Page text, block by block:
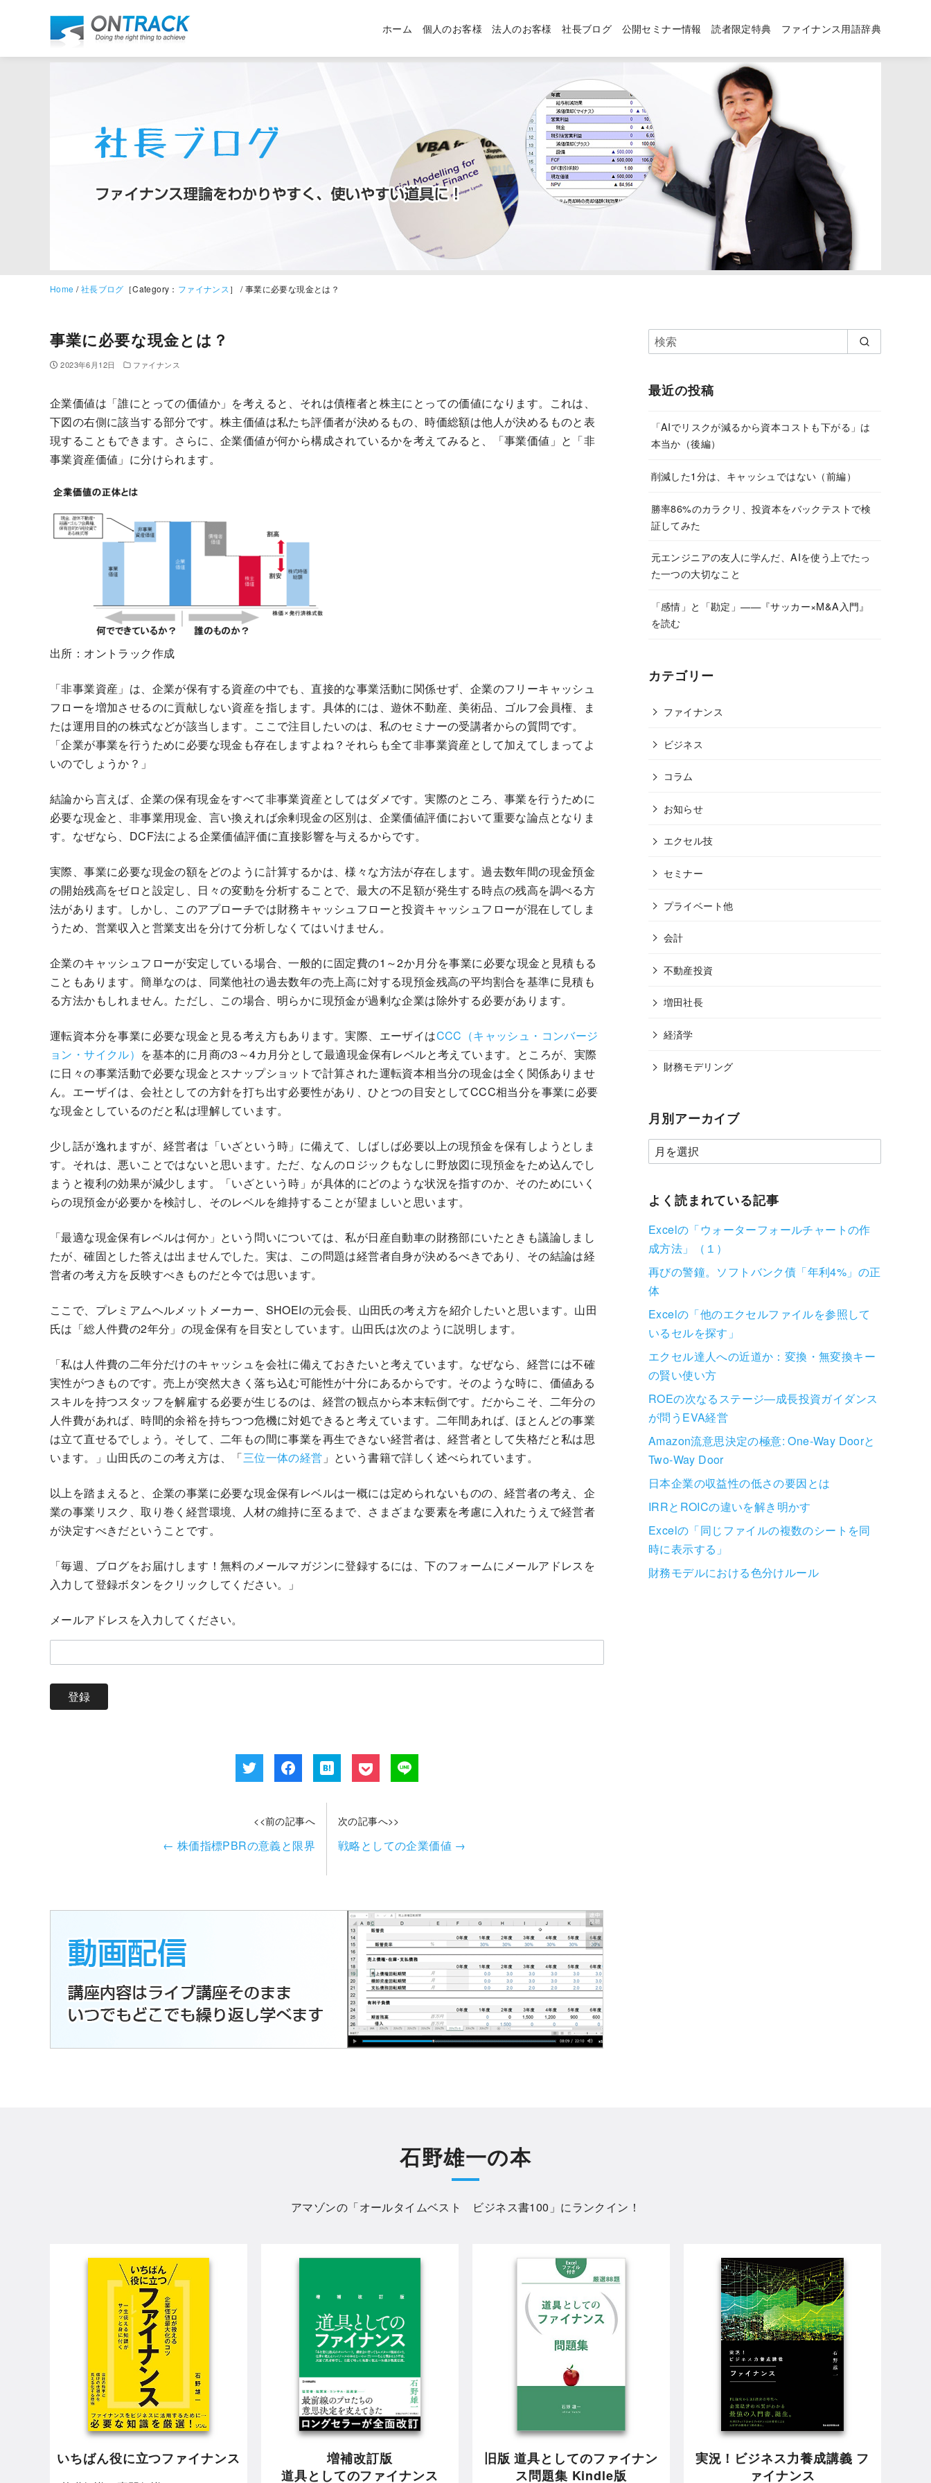
ホーム 個人のお客様 法人のお客様 社長ブログ 公開セミナー情報 読者限定特典 ファイナンス用語辞典
Home /社長ブログ ［Category： ファイナンス ］ / 事業に必要な現金とは？
事業に必要な現金とは？
2023年6月12日 ファイナンス
企業価値は「誰にとっての価値か」を考えると、それは債権者と株主にとっての価値になります。これは、
下図の右側に該当する部分です。株主価値は私たち評価者が決めるもの、時価総額は他人が決めるものと表
現することもできます。さらに、企業価値が何から構成されているかを考えてみると、「事業価値」と「非
事業資産価値」に分けられます。
出所：オントラック作成
「非事業資産」は、企業が保有する資産の中でも、直接的な事業活動に関係せず、企業のフリーキャッシュ
フローを増加させるのに貢献しない資産を指します。具体的には、遊休不動産、美術品、ゴルフ会員権、ま
たは運用目的の株式などが該当します。ここで注目したいのは、私のセミナーの受講者からの質問です。
「企業が事業を行うために必要な現金も存在しますよね？それらも全て非事業資産として加えてしまってよ
いのでしょうか？」
結論から言えば、企業の保有現金をすべて非事業資産としてはダメです。実際のところ、事業を行うために
必要な現金と、非事業用現金、言い換えれば余剰現金の区別は、企業価値評価において重要な論点となりま
す。なぜなら、DCF法による企業価値評価に直接影響を与えるからです。
実際、事業に必要な現金の額をどのように計算するかは、様々な方法が存在します。過去数年間の現金預金
の開始残高をゼロと設定し、日々の変動を分析することで、最大の不足額が発生する時点の残高を調べる方
法があります。しかし、このアプローチでは財務キャッシュフローと投資キャッシュフローが混在してしま
うため、営業収入と営業支出を分けて分析しなくてはいけません。
企業のキャッシュフローが安定している場合、一般的に固定費の1～2か月分を事業に必要な現金と見積もる
こともあります。簡単なのは、同業他社の過去数年の売上高に対する現預金残高の平均割合を基準に見積も
る方法かもしれません。ただし、この場合、明らかに現預金が過剰な企業は除外する必要があります。
運転資本分を事業に必要な現金と見る考え方もあります。実際、エーザイはCCC（キャッシュ・コンバージ
ョン・サイクル） を基本的に月商の3～4カ月分として最適現金保有レベルと考えています。ところが、実際
に日々の事業活動で必要な現金とスナップショットで計算された運転資本相当分の現金は全く関係ありませ
ん。エーザイは、会社としての方針を打ち出す必要性があり、ひとつの目安としてCCC相当分を事業に必要
な現金としているのだと私は理解しています。
少し話が逸れますが、経営者は「いざという時」に備えて、しばしば必要以上の現預金を保有しようとしま
す。それは、悪いことではないと思います。ただ、なんのロジックもなしに野放図に現預金をため込んでし
まうと複利の効果が減少します。「いざという時」が具体的にどのような状況を指すのか、そのためにいく
らの現預金が必要かを検討し、そのレベルを維持することが望ましいと思います。
「最適な現金保有レベルは何か」という問いについては、私が日産自動車の財務部にいたときも議論しまし
たが、確固とした答えは出ませんでした。実は、この問題は経営者自身が決めるべきであり、その結論は経
営者の考え方を反映すべきものだと今では思います。
ここで、プレミアムヘルメットメーカー、SHOEIの元会長、山田氏の考え方を紹介したいと思います。山田
氏は「総人件費の2年分」の現金保有を目安としています。山田氏は次のように説明します。
「私は人件費の二年分だけのキャッシュを会社に備えておきたいと考えています。なぜなら、経営には不確
実性がつきものです。売上が突然大きく落ち込む可能性が十分にあるからです。そのような時に、価値ある
スキルを持つスタッフを解雇する必要が生じるのは、経営の観点から本末転倒です。だからこそ、二年分の
人件費があれば、時間的余裕を持ちつつ危機に対処できると考えています。二年間あれば、ほとんどの事業
は立て直せるでしょう。そして、二年もの間に事業を再生できない経営者は、経営者として失格だと私は思
います。」山田氏のこの考え方は、「三位一体の経営 」という書籍で詳しく述べられています。
以上を踏まえると、企業の事業に必要な現金保有レベルは一概には定められないものの、経営者の考え、企
業の事業リスク、取り巻く経営環境、人材の維持に至るまで、さまざまな要素を考慮に入れたうえで経営者
が決定すべきだということです。
「毎週、ブログをお届けします！無料のメールマガジンに登録するには、下のフォームにメールアドレスを
入力して登録ボタンをクリックしてください。」
メールアドレスを入力してください。
<<前の記事へ
← 株価指標PBRの意義と限界
次の記事へ>>
戦略としての企業価値 →
最近の投稿
「AIでリスクが減るから資本コストも下がる」は
本当か（後編）
削減した1分は、キャッシュではない（前編）
勝率86%のカラクリ、投資本をバックテストで検
証してみた
元エンジニアの友人に学んだ、AIを使う上でたっ
た一つの大切なこと
「感情」と「勘定」——『サッカー×M&A入門』
を読む
カテゴリー
ファイナンス
ビジネス
コラム
お知らせ
エクセル技
セミナー
プライベート他
会計
不動産投資
増田社長
経済学
財務モデリング
月別アーカイブ
よく読まれている記事
Excelの「ウォーターフォールチャートの作
成方法」（１）
再びの警鐘。ソフトバンク債「年利4%」の正
体
Excelの「他のエクセルファイルを参照して
いるセルを探す」
エクセル達人への近道か：変換・無変換キー
の賢い使い方
ROEの次なるステージ―成長投資ガイダンス
が問うEVA経営
Amazon流意思決定の極意: One-Way Doorと
Two-Way Door
日本企業の収益性の低さの要因とは
IRRとROICの違いを解き明かす
Excelの「同じファイルの複数のシートを同
時に表示する」
財務モデルにおける色分けルール
石野雄一の本
アマゾンの「オールタイムベスト ビジネス書100 」にランクイン！
いちばん役に立つファイナンス
増補改訂版
道具としてのファイナンス
旧版 道具としてのファイナン
ス問題集 Kindle版
実況！ビジネス力養成講義 フ
ァイナンス